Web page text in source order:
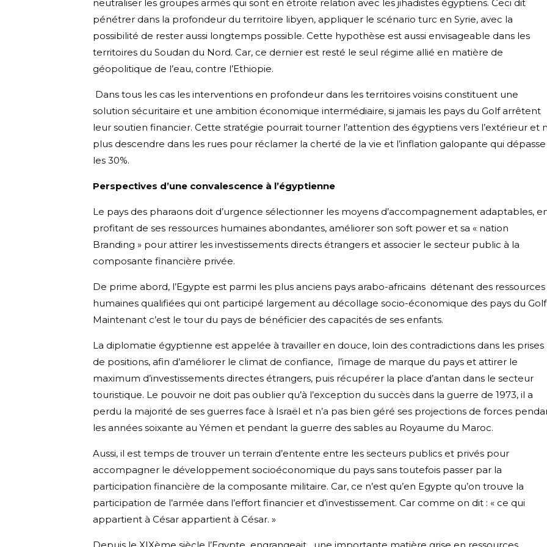
neutraliser les groupes armés qui sont en étroite relation avec les jihadistes égyptiens. Ceci dit
pénétrer dans la profondeur du territoire libyen, appliquer le scénario turc en Syrie, avec la
possibilité de rester aussi longtemps possible. Cette hypothèse est aussi envisageable dans les
territoires du Soudan du Nord. Car, ce dernier est resté le seul régime allié en matière de
géopolitique de l’eau, contre l’Ethiopie.
Dans tous les cas les interventions en profondeur dans les territoires voisins constituent une
solution sécuritaire et une ambition économique intermédiaire, si jamais les pays du Golf arrêtent
leur soutien financier. Cette stratégie pourrait tourner l’attention des égyptiens vers l’extérieur et
plus descendre dans les rues pour réclamer la cherté de la vie et l’inflation galopante qui dépasse
les 30%.
Perspectives d’une convalescence à l’égyptienne
Le pays des pharaons doit d’urgence sélectionner les moyens d’accompagnement adaptables,
profitant de ses ressources humaines abondantes, améliorer son soft power et sa « nation
Branding » pour attirer les investissements directs étrangers et associer le secteur public à la
composante financière privée.
De prime abord, l’Egypte est parmi les plus anciens pays arabo-africains détenant des ressources
humaines qualifiées qui ont participé largement au décollage socio-économique des pays du
Maintenant c’est le tour du pays de bénéficier des capacités de ses enfants.
La diplomatie égyptienne est appelée à travailler en douce, loin des contradictions dans les prises
de positions, afin d’améliorer le climat de confiance, l’image de marque du pays et attirer le
maximum d’investissements directes étrangers, puis récupérer la place d’antan dans le secteur
touristique. Le pouvoir ne doit pas oublier qu’à l’exception du succès dans la guerre de 1973, il a
perdu la majorité de ses guerres face à Israël et n’a pas bien géré ses projections de forces
les années soixante au Yémen et pendant la guerre des sables au Royaume du Maroc.
Aussi, il est temps de trouver un terrain d’entente entre les secteurs publics et privés pour
accompagner le développement socioéconomique du pays sans toutefois passer par la
participation financière de la composante militaire. Car, ce n’est qu’en Egypte qu’on trouve la
participation de l’armée dans l’effort financier et d’investissement. Car comme on dit : « ce qui
appartient à César appartient à César. »